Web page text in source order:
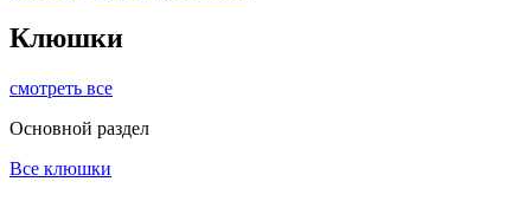
Клюшки
смотреть все
Основной раздел
Все клюшки